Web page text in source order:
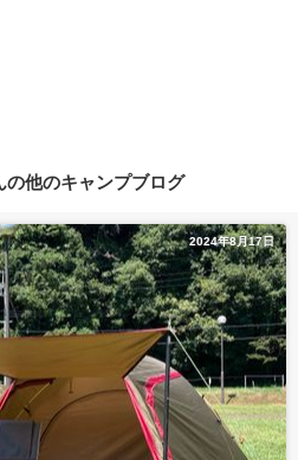
の他のキャンプブログ
2024年8月17日